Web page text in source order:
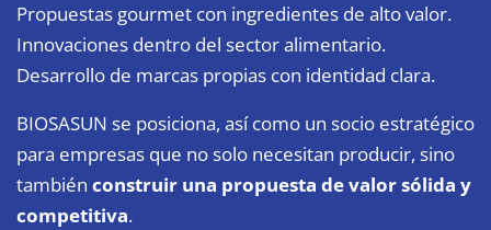
Propuestas gourmet con ingredientes de alto valor.
Innovaciones dentro del sector alimentario.
Desarrollo de marcas propias con identidad clara.
BIOSASUN se posiciona, así como un socio estratégico
para empresas que no solo necesitan producir, sino
también construir una propuesta de valor sólida y
competitiva.